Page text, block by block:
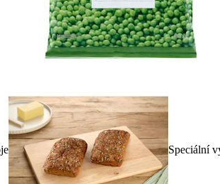
Speciální